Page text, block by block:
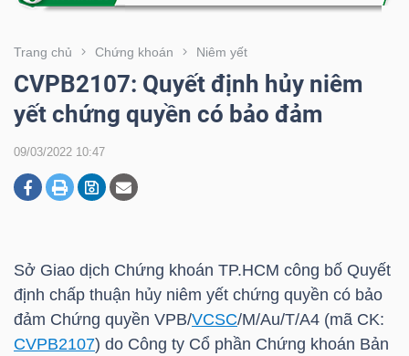
Trang chủ Chứng khoán Niêm yết
CVPB2107: Quyết định hủy niêm
yết chứng quyền có bảo đảm
09/03/2022 10:47
Sở Giao dịch Chứng khoán TP.HCM công bố Quyết
định chấp thuận hủy niêm yết chứng quyền có bảo
đảm Chứng quyền VPB/VCSC/M/Au/T/A4 (mã CK:
CVPB2107) do Công ty Cổ phần Chứng khoán Bản
VIETSTOCK
CHỨNG
BẤT